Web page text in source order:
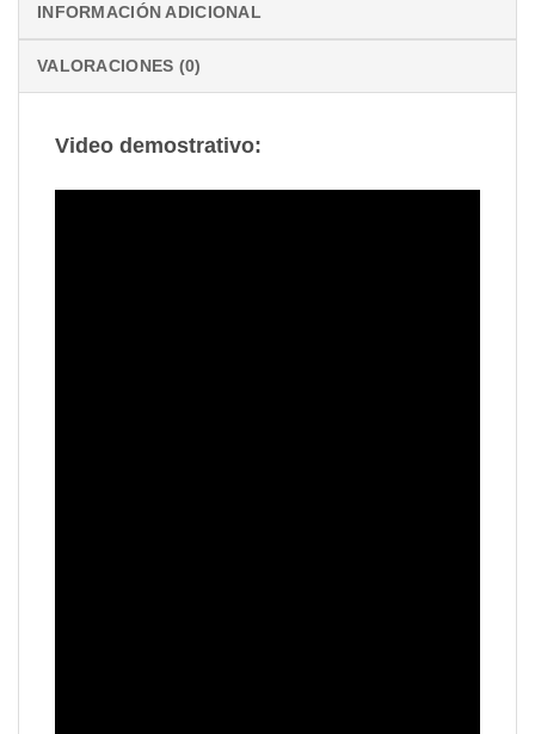
INFORMACIÓN ADICIONAL
VALORACIONES (0)
Video demostrativo: